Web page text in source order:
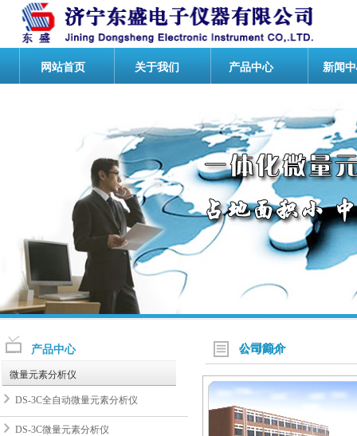
网站首页 关于我们 产品中心 新闻
产品中心
微量元素分析仪
DS-3C全自动微量元素分析仪
DS-3C微量元素分析仪
公司简介